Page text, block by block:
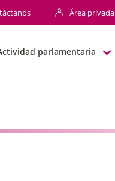
Área privada
parlamentaria